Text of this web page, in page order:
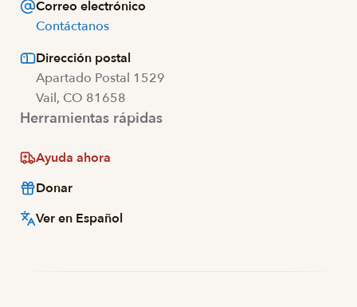
Correo electrónico
Contáctanos
Dirección postal
Apartado Postal 1529
Vail, CO 81658
Herramientas rápidas
Ayuda ahora
Donar
Ver en Español